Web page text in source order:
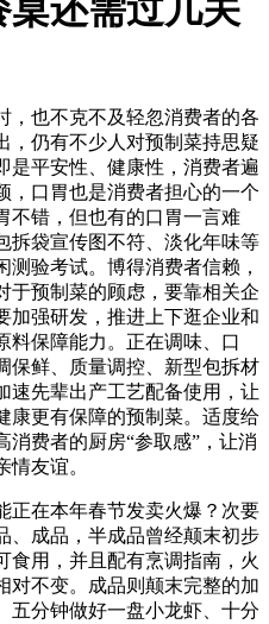
还需过几关
也不克不及轻忽消费者的各
，仍有不少人对预制菜持思疑
是平安性、健康性，消费者遍
，口胃也是消费者担心的一个
不错，但也有的口胃一言难
拆袋宣传图不符、淡化年味等
验考试。博得消费者信赖，
于预制菜的顾虑，要靠相关企
加强研发，推进上下逛企业和
料保障能力。正在调味、口
保鲜、质量调控、新型包拆材
速先辈出产工艺配备使用，让
康更有保障的预制菜。适度给
费者的厨房“参取感”，让消
友谊。
在本年春节发卖火爆？次要
、成品，半成品曾经颠末初步
食用，并且配有烹调指南，火
对不变。成品则颠末完整的加
五分钟做好一盘小龙虾、十分